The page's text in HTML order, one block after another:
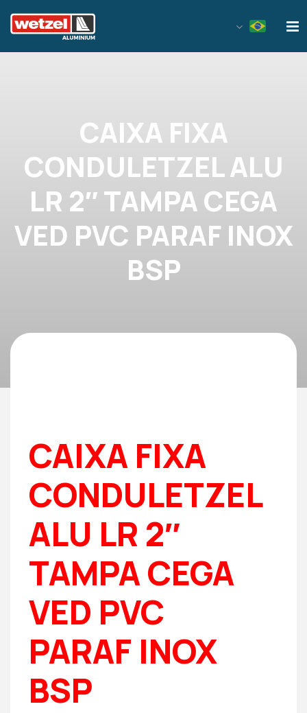
CAIXA FIXA
CONDULETZEL ALU
LR 2″ TAMPA CEGA
VED PVC PARAF INOX
BSP
CAIXA FIXA
CONDULETZEL
ALU LR 2″
TAMPA CEGA
VED PVC
PARAF INOX
BSP